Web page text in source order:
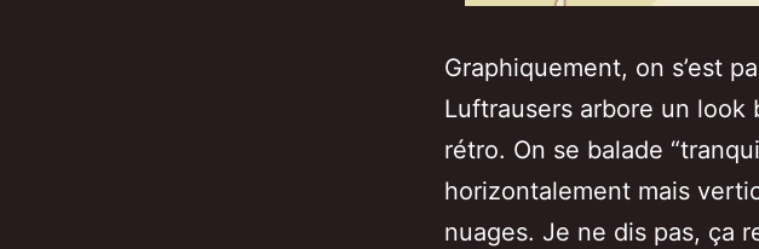
Graphiquement, on s’est
Luftrausers arbore un look
rétro. On se balade
horizontalement mais
nuages. Je ne dis pas, ça